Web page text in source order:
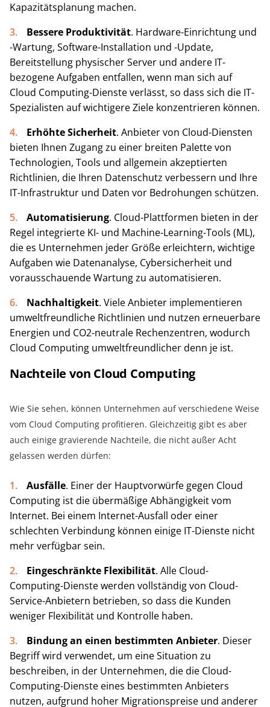
Kapazitätsplanung machen.
Bessere Produktivität. Hardware-Einrichtung und
-Wartung, Software-Installation und -Update,
Bereitstellung physischer Server und andere IT-
bezogene Aufgaben entfallen, wenn man sich auf
Cloud Computing-Dienste verlässt, so dass sich die IT-
Spezialisten auf wichtigere Ziele konzentrieren können.
Erhöhte Sicherheit. Anbieter von Cloud-Diensten
bieten Ihnen Zugang zu einer breiten Palette von
Technologien, Tools und allgemein akzeptierten
Richtlinien, die Ihren Datenschutz verbessern und Ihre
IT-Infrastruktur und Daten vor Bedrohungen schützen.
Automatisierung. Cloud-Plattformen bieten in der
Regel integrierte KI- und Machine-Learning-Tools (ML),
die es Unternehmen jeder Größe erleichtern, wichtige
Aufgaben wie Datenanalyse, Cybersicherheit und
vorausschauende Wartung zu automatisieren.
Nachhaltigkeit. Viele Anbieter implementieren
umweltfreundliche Richtlinien und nutzen erneuerbare
Energien und CO2-neutrale Rechenzentren, wodurch
Cloud Computing umweltfreundlicher denn je ist.
Nachteile von Cloud Computing
Wie Sie sehen, können Unternehmen auf verschiedene Weise
vom Cloud Computing profitieren. Gleichzeitig gibt es aber
auch einige gravierende Nachteile, die nicht außer Acht
gelassen werden dürfen:
Ausfälle. Einer der Hauptvorwürfe gegen Cloud
Computing ist die übermäßige Abhängigkeit vom
Internet. Bei einem Internet-Ausfall oder einer
schlechten Verbindung können einige IT-Dienste nicht
mehr verfügbar sein.
Eingeschränkte Flexibilität. Alle Cloud-
Computing-Dienste werden vollständig von Cloud-
Service-Anbietern betrieben, so dass die Kunden
weniger Flexibilität und Kontrolle haben.
Bindung an einen bestimmten Anbieter. Dieser
Begriff wird verwendet, um eine Situation zu
beschreiben, in der Unternehmen, die die Cloud-
Computing-Dienste eines bestimmten Anbieters
nutzen, aufgrund hoher Migrationspreise und anderer